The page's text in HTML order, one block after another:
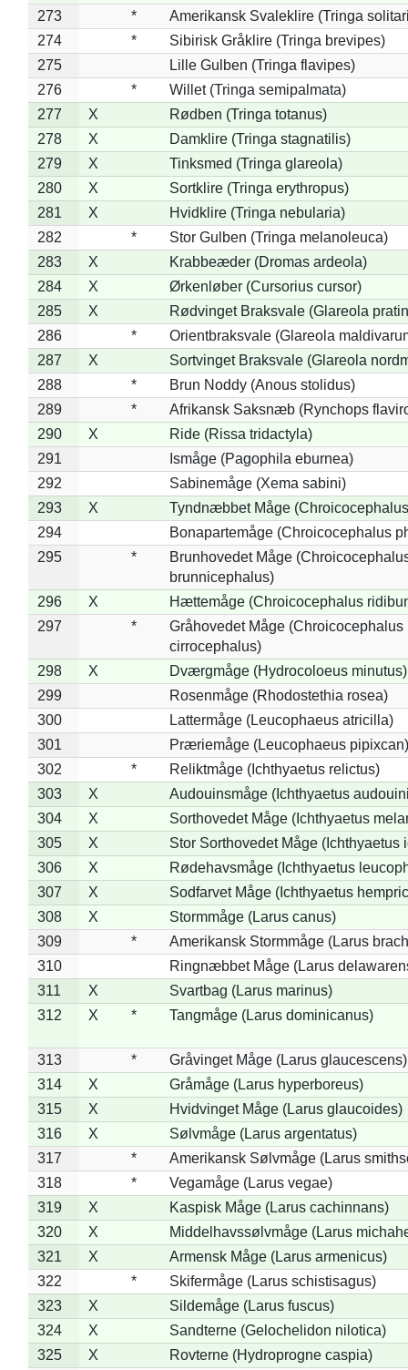
273
*
Amerikansk Svaleklire (Tringa
274
*
Sibirisk Gråklire (Tringa brevipes)
275
Lille Gulben (Tringa flavipes)
276
*
Willet (Tringa semipalmata)
277
X
Rødben (Tringa totanus)
278
X
Damklire (Tringa stagnatilis)
279
X
Tinksmed (Tringa glareola)
280
X
Sortklire (Tringa erythropus)
281
X
Hvidklire (Tringa nebularia)
282
*
Stor Gulben (Tringa melanoleuca)
283
X
Krabbeæder (Dromas ardeola)
284
X
Ørkenløber (Cursorius cursor)
285
X
Rødvinget Braksvale (Glareola
286
*
Orientbraksvale (Glareola
287
X
Sortvinget Braksvale (Glareola
288
*
Brun Noddy (Anous stolidus)
289
*
Afrikansk Saksnæb (Rynchops
290
X
Ride (Rissa tridactyla)
291
Ismåge (Pagophila eburnea)
292
Sabinemåge (Xema sabini)
293
X
Tyndnæbbet Måge
294
Bonapartemåge (Chroicocephalus
295
*
Brunhovedet Måge
brunnicephalus)
296
X
Hættemåge (Chroicocephalus
297
*
Gråhovedet Måge (Chroicocephalus
cirrocephalus)
298
X
Dværgmåge (Hydrocoloeus minutus)
299
Rosenmåge (Rhodostethia rosea)
300
Lattermåge (Leucophaeus atricilla)
301
Præriemåge (Leucophaeus pipixcan)
302
*
Reliktmåge (Ichthyaetus relictus)
303
X
Audouinsmåge (Ichthyaetus
304
X
Sorthovedet Måge (Ichthyaetus
305
X
Stor Sorthovedet Måge (Ichthyaetus
306
X
Rødehavsmåge (Ichthyaetus
307
X
Sodfarvet Måge (Ichthyaetus
308
X
Stormmåge (Larus canus)
309
*
Amerikansk Stormmåge (Larus
310
Ringnæbbet Måge (Larus
311
X
Svartbag (Larus marinus)
312
X * Tangmåge (Larus dominicanus)
313 *
Gråvinget Måge (Larus glaucescens)
314
X
Gråmåge (Larus hyperboreus)
315
X
Hvidvinget Måge (Larus glaucoides)
316
X
Sølvmåge (Larus argentatus)
317
*
Amerikansk Sølvmåge (Larus
318
*
Vegamåge (Larus vegae)
319
X
Kaspisk Måge (Larus cachinnans)
320
X
Middelhavssølvmåge (Larus
321
X
Armensk Måge (Larus armenicus)
322
*
Skifermåge (Larus schistisagus)
323
X
Sildemåge (Larus fuscus)
324
X
Sandterne (Gelochelidon nilotica)
325
X
Rovterne (Hydroprogne caspia)